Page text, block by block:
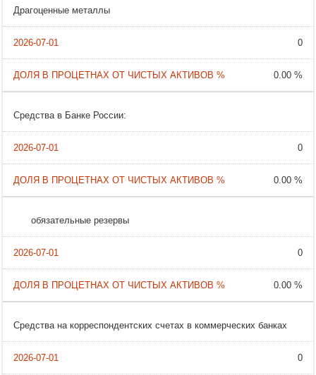
Драгоценные металлы
0
0.00 %
Средства в Банке России:
0
0.00 %
обязательные резервы
0
0.00 %
Средства на корреспондентских счетах в коммерческих банках
0